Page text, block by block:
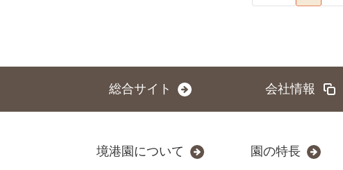
総合サイト 会社情報
境港園について 園の特長